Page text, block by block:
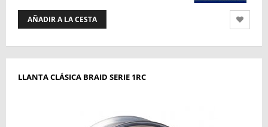
AÑADIR A LA CESTA
LLANTA CLÁSICA BRAID SERIE 1RC